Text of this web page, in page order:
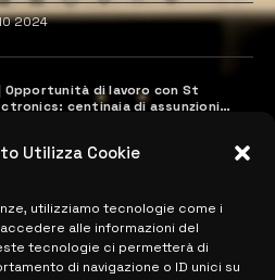
Utilizza Cookie
utilizziamo tecnologie come i
alle informazioni del
tecnologie ci permetterà di
di navigazione o ID unici su
2024
Opportunità di lavoro con St
centinaia di assunzioni
2024